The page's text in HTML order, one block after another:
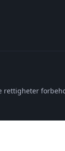
rettigheter